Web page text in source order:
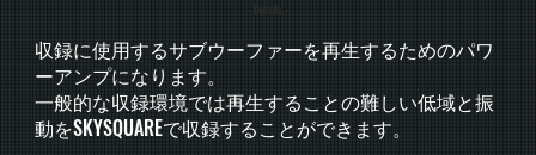
- Details -
収録に使用するサブウーファーを再生するためのパワ
ーアンプになります。
一般的な収録環境では再生することの難しい低域と振
動をSKYSQUAREで収録することができます。